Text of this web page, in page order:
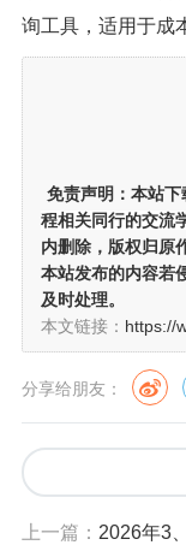
询工具，适用于成
免责声明： 本站下
程相关同行的交流
内删除，版权归原
本站发布的内容若
及时处理。
本文链接： https://
分享给朋友：
上一篇： 2026年3、4